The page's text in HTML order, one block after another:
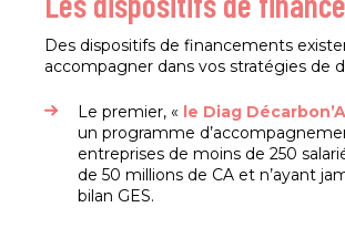
Des dispositifs de financements
accompagner dans vos stratégies de
Le premier, « le Diag
un programme
entreprises de moins de 250
de 50 millions de CA et n’ayant
bilan GES.